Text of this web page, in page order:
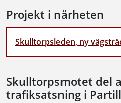
Projekt i närheten
Skulltorpsleden, ny
Skulltorpsmotet del
trafiksatsning i